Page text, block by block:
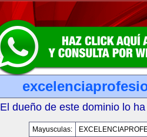
El dueño de este dominio lo
Mayusculas: